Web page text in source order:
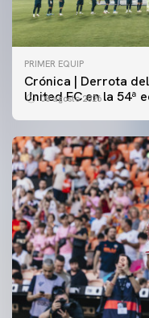
PRIMER EQUIP
Crónica | Derrota
United FC en la 54ª
08 agosto 2026